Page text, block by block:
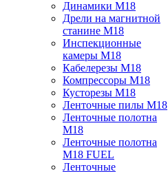
Динамики M18
Дрели на магнитной
станине M18
Инспекционные
камеры M18
Кабелерезы M18
Компрессоры M18
Кусторезы M18
Ленточные пилы M18
Ленточные полотна
M18
Ленточные полотна
M18 FUEL
Ленточные